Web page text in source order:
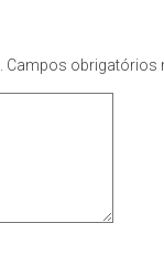
Campos obrigatórios